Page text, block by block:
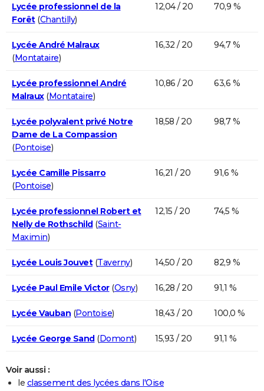
Lycée professionnel de la
Forêt(Chantilly)
12,04 / 20 70,9 %
Lycée André Malraux
(Montataire)
16,32 / 20 94,7 %
Lycée professionnel André
Malraux(Montataire)
10,86 / 20 63,6 %
Lycée polyvalent privé Notre
Dame de La Compassion
(Pontoise)
18,58 / 20 98,7 %
Lycée Camille Pissarro
(Pontoise)
16,21 / 20 91,6 %
Lycée professionnel Robert et
Nelly de Rothschild(Saint-
Maximin)
12,15 / 20 74,5 %
Lycée Louis Jouvet(Taverny) 14,50 / 20 82,9 %
Lycée Paul Emile Victor(Osny) 16,28 / 20 91,1 %
Lycée Vauban (Pontoise) 18,43 / 20 100,0 %
Lycée George Sand(Domont) 15,93 / 20 91,1 %
Voir aussi :
le classement des lycées dans l'Oise